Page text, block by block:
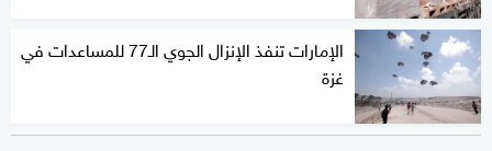
الإمارات تنفذ الإنزال الجوي الـ77 للمساعدات في
غزة